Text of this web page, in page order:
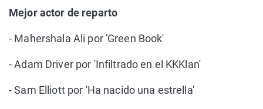
Mejor actor de reparto
- Mahershala Ali por 'Green Book'
- Adam Driver por 'Infiltrado en el KKKlan'
- Sam Elliott por 'Ha nacido una estrella'